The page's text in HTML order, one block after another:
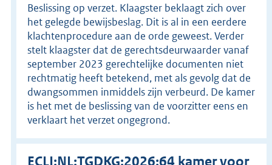
Beslissing op verzet. Klaagster beklaagt zich over
het gelegde bewijsbeslag. Dit is al in een eerdere
klachtenprocedure aan de orde geweest. Verder
stelt klaagster dat de gerechtsdeurwaarder vanaf
september 2023 gerechtelijke documenten niet
rechtmatig heeft betekend, met als gevolg dat de
dwangsommen inmiddels zijn verbeurd. De kamer
is het met de beslissing van de voorzitter eens en
verklaart het verzet ongegrond.
ECLI:NL:TGDKG:2026:64 kamer voor